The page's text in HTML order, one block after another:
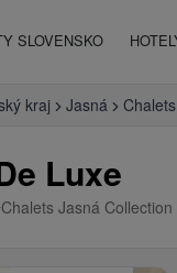
SLOVENSKO
kraj Jasná
Luxe
Chalets Jasná Collection